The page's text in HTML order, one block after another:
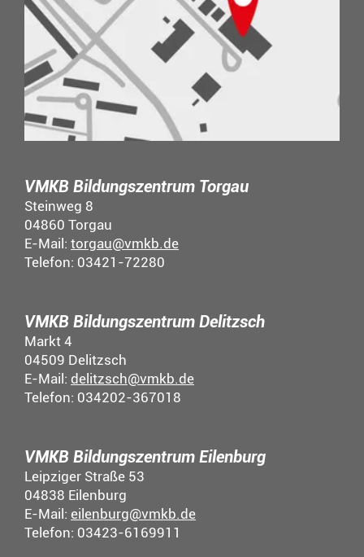
VMKB Bildungszentrum Torgau
Steinweg 8
04860 Torgau
E-Mail: torgau@vmkb.de
Telefon: 03421-72280
VMKB Bildungszentrum Delitzsch
Markt 4
04509 Delitzsch
E-Mail: delitzsch@vmkb.de
Telefon: 034202-367018
VMKB Bildungszentrum Eilenburg
Leipziger Straße 53
04838 Eilenburg
E-Mail: eilenburg@vmkb.de
Telefon: 03423-6169911